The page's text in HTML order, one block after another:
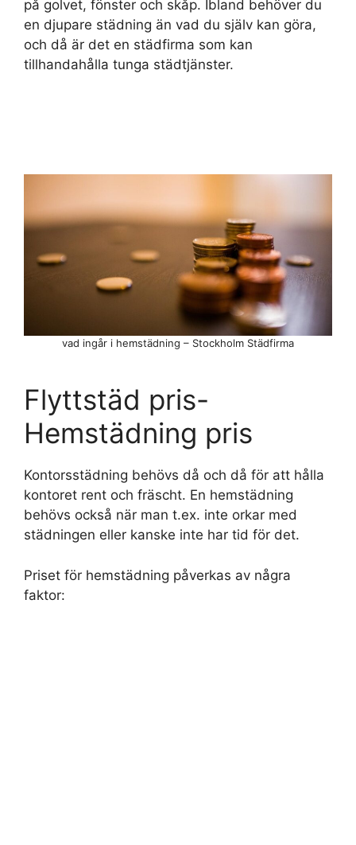
på golvet, fönster och skåp. Ibland behöver du
en djupare städning än vad du själv kan göra,
och då är det en städfirma som kan
tillhandahålla tunga städtjänster.
vad ingår i hemstädning – Stockholm Städfirma
Flyttstäd pris-
Hemstädning pris
Kontorsstädning behövs då och då för att hålla
kontoret rent och fräscht. En hemstädning
behövs också när man t.ex. inte orkar med
städningen eller kanske inte har tid för det.
Priset för hemstädning påverkas av några
faktor: